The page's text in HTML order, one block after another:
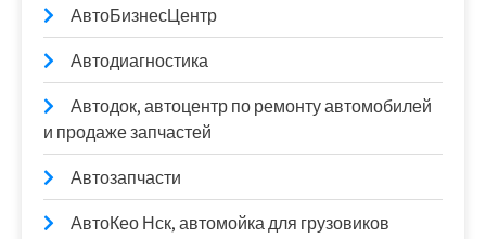
АвтоБизнесЦентр
Автодиагностика
Автодок, автоцентр по ремонту автомобилей
и продаже запчастей
Автозапчасти
АвтоКео Нск, автомойка для грузовиков